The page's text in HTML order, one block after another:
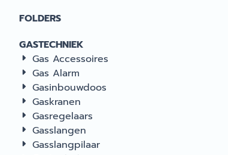
FOLDERS
GASTECHNIEK
Gas Accessoires
Gas Alarm
Gasinbouwdoos
Gaskranen
Gasregelaars
Gasslangen
Gasslangpilaar